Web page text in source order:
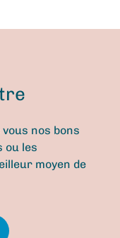
nos bons
ou les
moyen de